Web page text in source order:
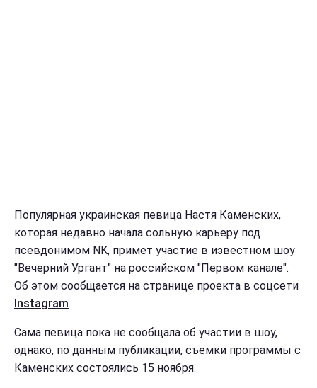
Популярная украинская певица Настя Каменских,
которая недавно начала сольную карьеру под
псевдонимом NK, примет участие в известном шоу
"Вечерний Ургант" на российском "Первом канале".
Об этом сообщается на странице проекта в соцсети
Instagram.
Сама певица пока не сообщала об участии в шоу,
однако, по данным публикации, съемки программы с
Каменских состоялись 15 ноября.